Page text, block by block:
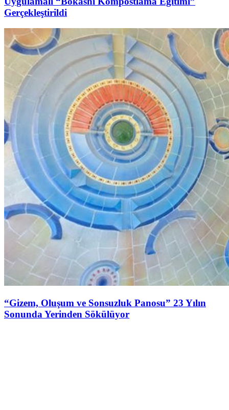
Gerçekleştirildi
“Gizem, Oluşum ve Sonsuzluk Panosu” 23 Yılın
Sonunda Yerinden Sökülüyor